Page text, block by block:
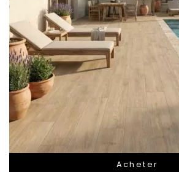
Acheter